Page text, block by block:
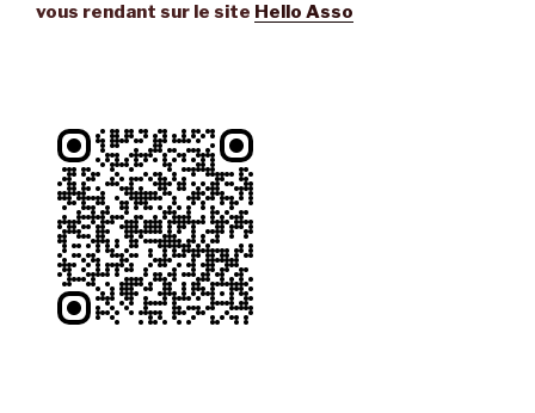
vous rendant sur le site Hello Asso